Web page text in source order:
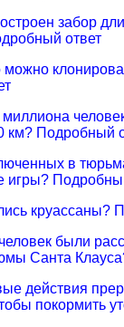
забор
ответ
можно
км? Подробный
в
игры?
круассаны?
были
Санта
действия
покормить